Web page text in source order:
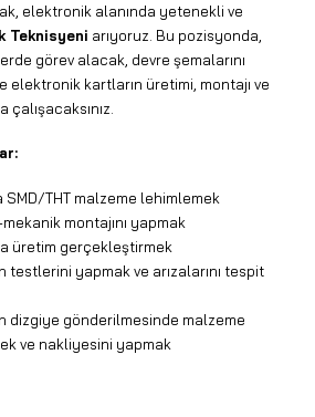
elektronik alanında yetenekli ve
Teknisyeni arıyoruz. Bu pozisyonda,
görev alacak, devre şemalarını
kartların üretimi, montajı ve
THT malzeme lehimlemek
montajını yapmak
üretim gerçekleştirmek
testlerini yapmak ve arızalarını tespit
dizgiye gönderilmesinde malzeme
ve nakliyesini yapmak